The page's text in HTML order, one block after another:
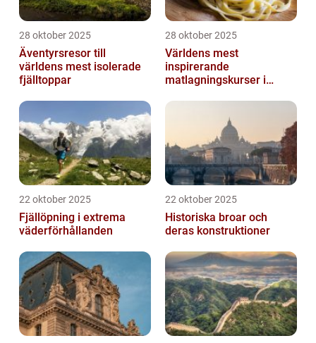
28 oktober 2025
Äventyrsresor till
världens mest isolerade
fjälltoppar
28 oktober 2025
Världens mest
inspirerande
matlagningskurser i
22 oktober 2025
Fjällöpning i extrema
väderförhållanden
22 oktober 2025
Historiska broar och
deras konstruktioner